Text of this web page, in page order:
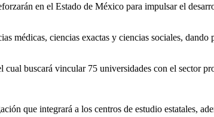
en el Estado de México para impulsar el
médicas, ciencias exactas y ciencias sociales, dando
buscará vincular 75 universidades con el sector
que integrará a los centros de estudio estatales,